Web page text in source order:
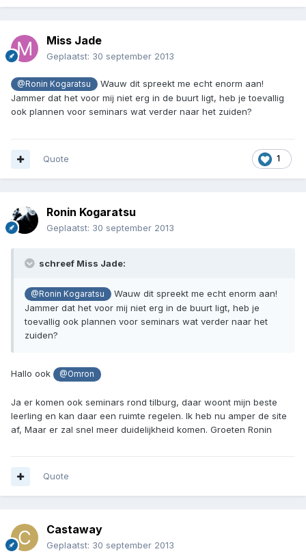
Miss Jade
Geplaatst: 30 september 2013
@Ronin Kogaratsu
Wauw dit spreekt me echt enorm aan!
Jammer dat het voor mij niet erg in de buurt ligt, heb je toevallig
ook plannen voor seminars wat verder naar het zuiden?
1
Quote
Ronin Kogaratsu
Geplaatst: 30 september 2013
schreef Miss Jade:
@Ronin Kogaratsu
Wauw dit spreekt me echt enorm aan!
Jammer dat het voor mij niet erg in de buurt ligt, heb je
toevallig ook plannen voor seminars wat verder naar het
zuiden?
Hallo ook @Omron
Ja er komen ook seminars rond tilburg, daar woont mijn beste
leerling en kan daar een ruimte regelen. Ik heb nu amper de site
af, Maar er zal snel meer duidelijkheid komen. Groeten Ronin
Quote
Castaway
Geplaatst: 30 september 2013